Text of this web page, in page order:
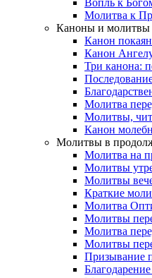
Вопль к
Молитва к
Каноны и молитвы
Канон
Канон
Три канона:
Молитва
Молитвы,
Канон
Молитвы в
Молитва на
Молитвы
Молитвы
Краткие
Молитва
Молитвы
Молитва
Молитвы
Призывание